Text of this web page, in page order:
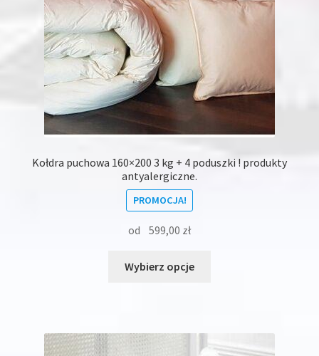
produktu
Kołdra puchowa 160×200 3 kg + 4 poduszki ! produkty
antyalergiczne.
PROMOCJA!
od 599,00 zł
Wybierz opcje
Opcje